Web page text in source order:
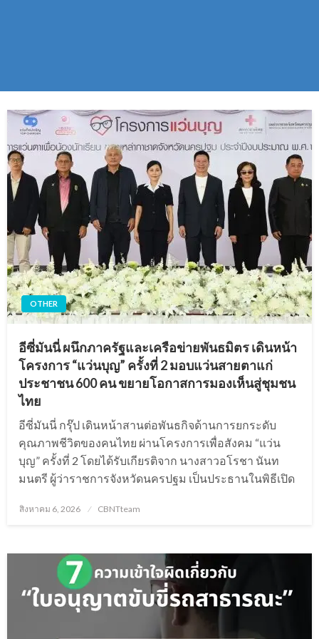
OTHER
อีซี่มันนี่ ผนึกภาครัฐและเครือข่ายพันธมิตร เดินหน้า
โครงการ “แว่นบุญ” ครั้งที่ 2 มอบแว่นสายตาแก่
ประชาชน 600 คน ขยายโอกาสการมองเห็นสู่ชุมชน
ไทย
อีซี่มันนี่ กรุ๊ป เดินหน้าสานต่อพันธกิจด้านการยกระดับ
คุณภาพชีวิตของคนไทย ผ่านโครงการเพื่อสังคม “แว่น
บุญ” ครั้งที่ 2 โดยได้รับเกียรติจาก นางสาวอโรชา นันท
มนตรี ผู้ว่าราชการจังหวัดนครปฐม เป็นประธานในพิธีเปิด
Posted
สิงหาคม 6, 2026 CBNTteam